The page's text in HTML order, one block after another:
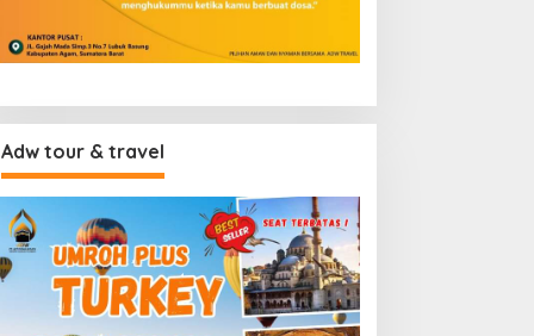
Adw tour & travel